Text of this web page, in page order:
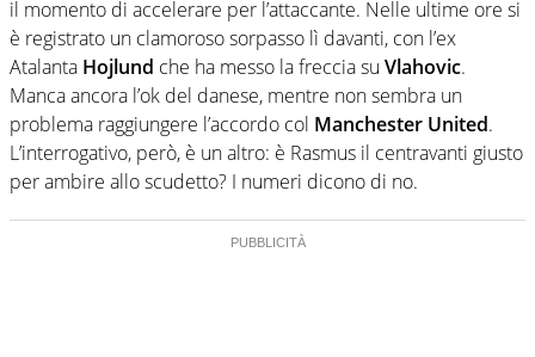
serissima, guai a dirgli di no
il momento di accelerare per l’attaccante. Nelle ultime ore si
è registrato un clamoroso sorpasso lì davanti, con l’ex
Atalanta Hojlund che ha messo la freccia su Vlahovic.
Manca ancora l’ok del danese, mentre non sembra un
problema raggiungere l’accordo col Manchester United.
L’interrogativo, però, è un altro: è Rasmus il centravanti giusto
per ambire allo scudetto? I numeri dicono di no.